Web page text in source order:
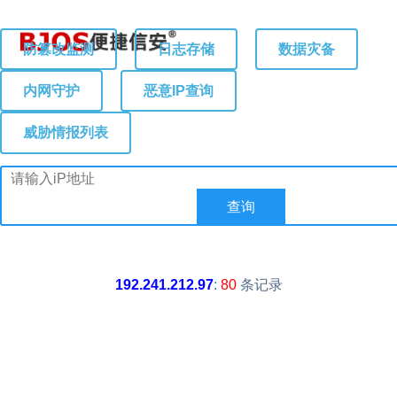
防篡改监测 日志存储 数据灾备
内网守护 恶意IP查询
威胁情报列表
192.241.212.97: 80条记录